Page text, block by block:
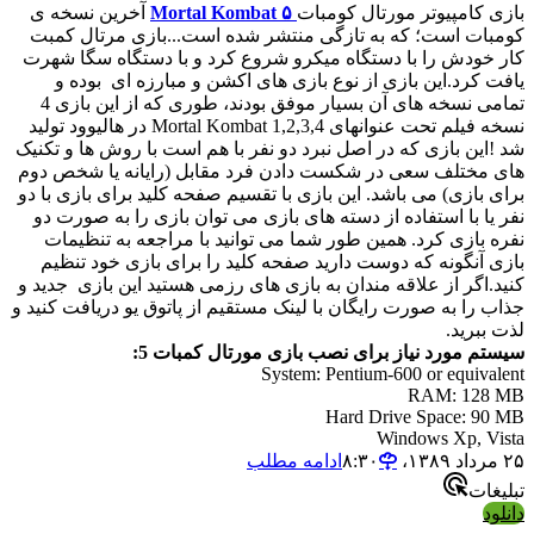
کامپیوتر مورتال کومبات۵ Mortal Kombat
آخرین نسخه ی
است؛ که به تازگی منتشر شده است...بازی مرتال کمبت
خودش را با دستگاه میکرو شروع کرد و با دستگاه سگا شهرت
کرد.این بازی از نوع بازی های اکشن و مبارزه ای بوده و
تمامی نسخه های آن بسیار موفق بودند، طوری که از این بازی 4
نسخه فیلم تحت عنوانهای Mortal Kombat 1,2,3,4 در هالیوود تولید
!این بازی که در اصل نبرد دو نفر با هم است با روش ها و تکنیک
مختلف سعی در شکست دادن فرد مقابل (رایانه یا شخص دوم
بازی) می باشد. این بازی با تقسیم صفحه کلید برای بازی با دو
یا با استفاده از دسته های بازی می توان بازی را به صورت دو
بازی کرد. همین طور شما می توانید با مراجعه به تنظیمات
آنگونه که دوست دارید صفحه کلید را برای بازی خود تنظیم
از علاقه مندان به بازی های رزمی هستید این بازی جدید و
را به صورت رایگان با لینک مستقیم از پاتوق یو دریافت کنید و
ببرید.
مورد نیاز برای نصب بازی مورتال کمبات 5:
System: Pentium-600 or
RAM: 128
Hard Drive Space: 90
Windows Xp,
ادامه مطلب